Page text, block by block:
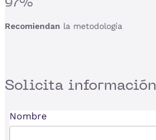
Recomiendan la metodología
Solicita información